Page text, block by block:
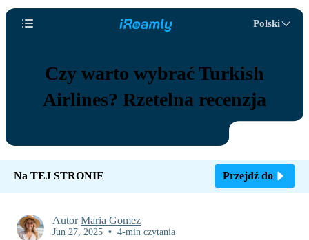
Polski
Czy warto wybrać Turkish
Airlines? Rzetelna recenzja
Na TEJ STRONIE Przejdź do
AutorMaria Gomez
Jun 27, 2025 • 4-min czytania